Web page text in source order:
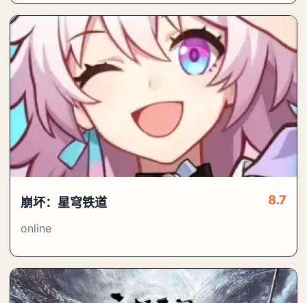
崩坏：星穹铁道 8.7
online